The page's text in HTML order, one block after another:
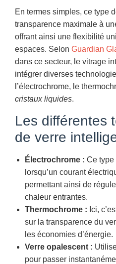
En termes simples, ce type
transparence maximale à
offrant ainsi une flexibilité
espaces. Selon Guardian
dans ce secteur, le vitrage
intégrer diverses
l’électrochrome, le
cristaux liquides.
Les différentes
de verre
Électrochrome : Ce type
lorsqu’un courant
permettant ainsi de
chaleur entrantes.
Thermochrome : Ici,
sur la transparence du
les économies d’énergie.
Verre opalescent :
pour passer